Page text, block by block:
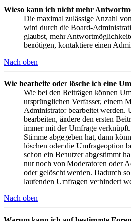
Wieso kann ich nicht mehr
Die maximal zulässige Anzahl
wird durch die Board-
glaubst, mehr
benötigen, kontaktiere einen
Nach oben
Wie bearbeite oder lösche ich eine
Wie bei den Beiträgen können
ursprünglichen Verfasser, einem
Administrator bearbeitet werden.
bearbeiten, ändere den ersten
immer mit der Umfrage
Stimme abgegeben hat, dann
löschen oder die Umfrageoption
schon ein Benutzer abgestimmt
nur noch von Moderatoren oder
oder gelöscht werden. Dadurch
laufenden Umfragen verhindert
Nach oben